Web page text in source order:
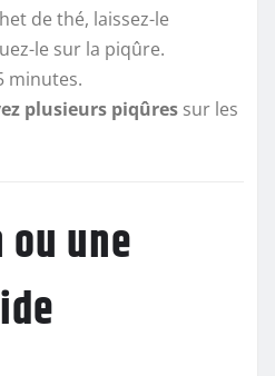
de thé, laissez-le
le sur la piqûre.
minutes.
plusieurs piqûres sur les
ou une